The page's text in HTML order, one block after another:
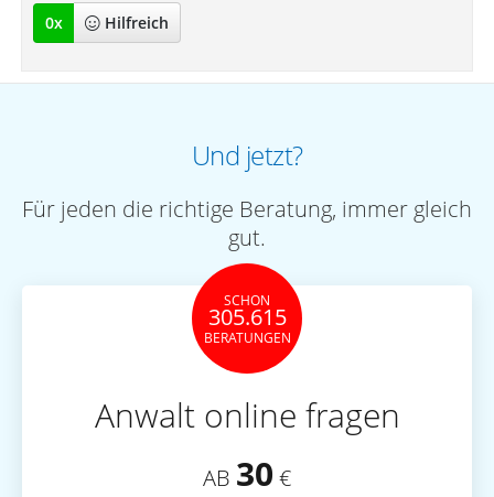
0x Hilfreich
Und jetzt?
Für jeden die richtige Beratung, immer gleich
gut.
SCHON
305.615
BERATUNGEN
Anwalt online fragen
AB 30 €